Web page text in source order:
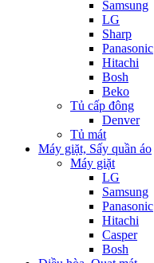
Samsung
LG
Sharp
Panasonic
Hitachi
Bosh
Beko
Tủ cấp đông
Denver
Tủ mát
Máy giặt, Sấy quần áo
Máy giặt
LG
Samsung
Panasonic
Hitachi
Casper
Bosh